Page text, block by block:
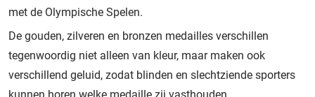
met de Olympische Spelen.
De gouden, zilveren en bronzen medailles verschillen
tegenwoordig niet alleen van kleur, maar maken ook
verschillend geluid, zodat blinden en slechtziende sporters
kunnen horen welke medaille zij vasthouden.